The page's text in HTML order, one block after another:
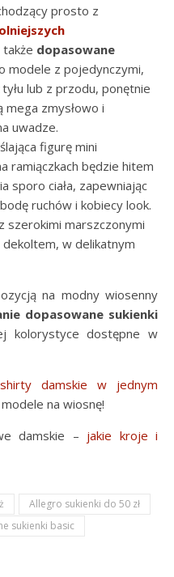
prosto z
dopasowane
modele z pojedynczymi,
lub z przodu, ponętnie
mega zmysłowo i
uwadze.
figurę mini
ramiączkach będzie hitem
sporo ciała, zapewniając
ruchów i kobiecy look.
szerokimi marszczonymi
w delikatnym
na modny wiosenny
dopasowane sukienki
kolorystyce dostępne w
damskie w jednym
na wiosnę!
damskie – jakie kroje i
Allegro sukienki do 50 zł
sukienki basic